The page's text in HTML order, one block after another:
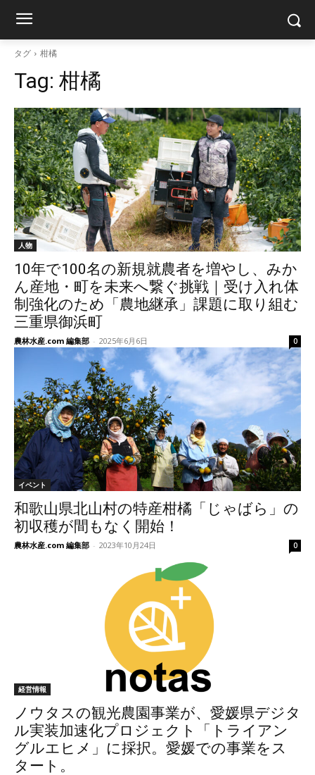
タグ 柑橘
Tag: 柑橘
人物
10年で100名の新規就農者を増やし、みか
ん産地・町を未来へ繋ぐ挑戦｜受け入れ体
制強化のため「農地継承」課題に取り組む
三重県御浜町
農林水産.com 編集部 - 2025年6月6日 0
イベント
和歌山県北山村の特産柑橘「じゃばら」の
初収穫が間もなく開始！
農林水産.com 編集部 - 2023年10月24日 0
経営情報
ノウタスの観光農園事業が、愛媛県デジタ
ル実装加速化プロジェクト「トライアン
グルエヒメ」に採択。愛媛での事業をス
タート。